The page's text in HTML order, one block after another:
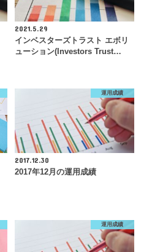
2021.5.29
インベスターズトラスト エボリ
ューション(Investors Trust…
運用成績
2017.12.30
2017年12月の運用成績
運用成績